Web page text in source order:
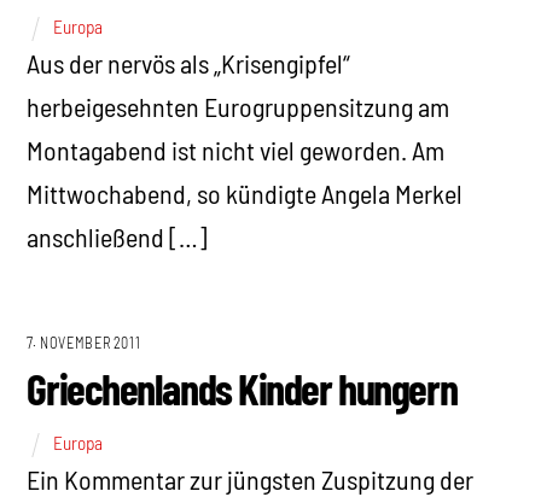
Europa
Aus der nervös als „Krisengipfel“
herbeigesehnten Eurogruppensitzung am
Montagabend ist nicht viel geworden. Am
Mittwochabend, so kündigte Angela Merkel
anschließend […]
7. NOVEMBER 2011
Griechenlands Kinder hungern
Europa
Ein Kommentar zur jüngsten Zuspitzung der